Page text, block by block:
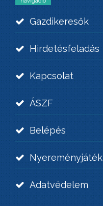
Gazdikeresők
Hirdetésfeladás
Kapcsolat
ÁSZF
Belépés
Nyereményjáték
Adatvédelem